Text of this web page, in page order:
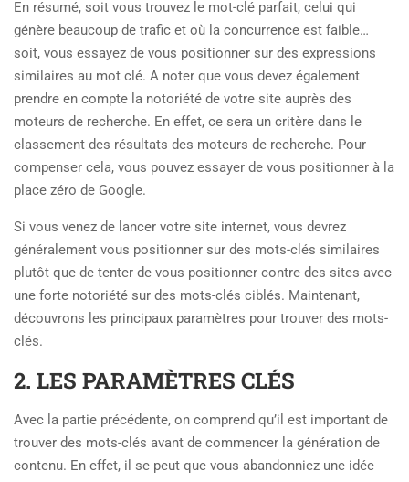
En résumé, soit vous trouvez le mot-clé parfait, celui qui
génère beaucoup de trafic et où la concurrence est faible…
soit, vous essayez de vous positionner sur des expressions
similaires au mot clé. A noter que vous devez également
prendre en compte la notoriété de votre site auprès des
moteurs de recherche. En effet, ce sera un critère dans le
classement des résultats des moteurs de recherche. Pour
compenser cela, vous pouvez essayer de vous positionner à la
place zéro de Google.
Si vous venez de lancer votre site internet, vous devrez
généralement vous positionner sur des mots-clés similaires
plutôt que de tenter de vous positionner contre des sites avec
une forte notoriété sur des mots-clés ciblés. Maintenant,
découvrons les principaux paramètres pour trouver des mots-
clés.
2. LES PARAMÈTRES CLÉS
Avec la partie précédente, on comprend qu’il est important de
trouver des mots-clés avant de commencer la génération de
contenu. En effet, il se peut que vous abandonniez une idée